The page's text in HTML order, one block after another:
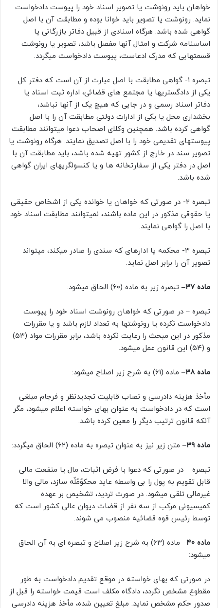
خواهان باید رونوشت یا تصویر اسناد خود را پیوست دادخواست
نماید. رونوشت یا تصویر باید خوانا بوده و مطابقت آن با اصل
گواهی شده باشد. هرگاه اسنادی از قبیل دفاتر بازرگانی یا
اساسنامه شرکت و امثال آنها مفصل باشد، تصویر یا رونوشت
قسمتهایی که مدرک ادعاست، پیوست دادخواست میگردد.
تبصره ۱- گواهی مطابقت با اصل عبارت از آن است که دفتر کل
یکی از دادگستریها یا مجتمع های قضائی، اداره ثبت اسناد یا
دفاتر اسناد رسمی و در جایی که هیچ یک از آنها نباشد،
بخشداری محل یا یکی از ادارات دولتی مطابقت آن را با اصل
گواهی کرده باشد. همچنین وکلای اصحاب دعوا میتوانند مطابقت
پیوستهای تقدیمی خود را با اصل تصدیق نمایند. هرگاه رونوشت یا
تصویر سند در خارج از کشور تهیه شده باشد، باید مطابقت آن با
اصل در دفتر یکی از سفارتخانه ها و یا کنسولگریهای ایران گواهی
شده باشد.
تبصره ۲- در صورتی که خواهان یا خوانده یکی از اشخاص حقیقی
یا حقوقی مذکور در این ماده باشند، نمیتوانند مطابقت اسناد خود
با اصل را گواهی نمایند.
تبصره ۳- محکمه یا ادارهای که سندی را صادر میکند، میتواند
تصویر آن را برابر اصل نماید.
ماده ۳۷– تبصره زیر به ماده (۶۰) الحاق میشود:
تبصره – در صورتی که خواهان رونوشت اسناد خود را پیوست
دادخواست نکرده یا رونوشتها به تعداد لازم باشد و یا مقررات
مذکور در این مبحث را رعایت نکرده باشد، برابر مقررات مواد (۵۳)
و (۵۴) این قانون عمل میشود.
ماده ۳۸ – ماده (۶۱) به شرح زیر اصلاح میشود:
مأخذ هزینه دادرسی و نصاب قابلیت تجدیدنظر و فرجام مبلغی
است که در دادخواست به عنوان بهای خواسته اعلام میشود، مگر
آنکه قانون ترتیب دیگر را معین کرده باشد.
ماده ۳۹ – متن زیر نیز به عنوان تبصره به ماده (۶۲) الحاق میگردد:
تبصره – در صورتی که دعوا با فرض اثبات، مال یا منفعت مالی
قابل تقویم به پول را بی واسطه عاید محکوٌمٌلٌه سازد، مالی والا
غیرمالی تلقی میشود. در صورت تردید، تشخیص بر عهده
کمیسیونی مرکب از سه نفر از قضات دیوان عالی کشور است که
توسط رئیس قوه قضائیه منصوب می شوند.
ماده ۴۰
– ماده (۶۳) به شرح زیر اصلاح و تبصره ای به آن الحاق
میشود:
در صورتی که بهای خواسته در موقع تقدیم دادخواست به طور
مقطوع مشخص نگردد، دادگاه مکلف است قیمت خواسته را قبل از
صدور حکم مشخص نماید. مبلغ تعیین شده، مأخذ هزینه دادرسی